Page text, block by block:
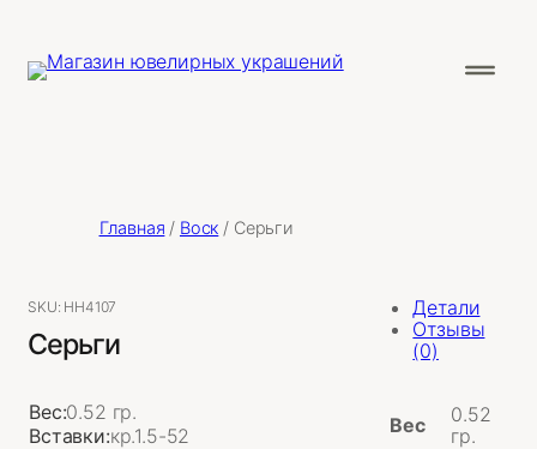
Главная / Воск / Серьги
SKU: НН4107
Серьги
Вес:0.52 гр.
Вставки:кр.1.5-52
Детали
Отзывы
(0)
Вес
0.52
гр.